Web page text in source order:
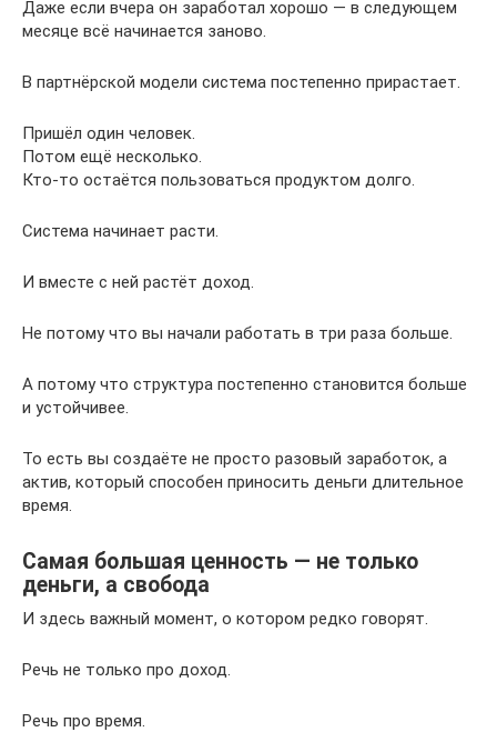
Даже если вчера он заработал хорошо — в следующем
месяце всё начинается заново.
В партнёрской модели система постепенно прирастает.
Пришёл один человек.
Потом ещё несколько.
Кто-то остаётся пользоваться продуктом долго.
Система начинает расти.
И вместе с ней растёт доход.
Не потому что вы начали работать в три раза больше.
А потому что структура постепенно становится больше
и устойчивее.
То есть вы создаёте не просто разовый заработок, а
актив, который способен приносить деньги длительное
время.
Самая большая ценность — не только
деньги, а свобода
И здесь важный момент, о котором редко говорят.
Речь не только про доход.
Речь про время.